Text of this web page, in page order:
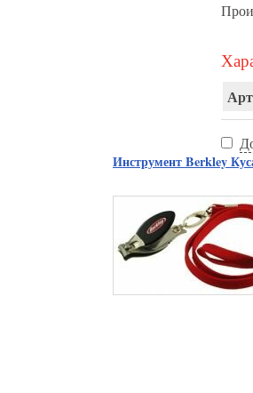
Инструмент Berkley